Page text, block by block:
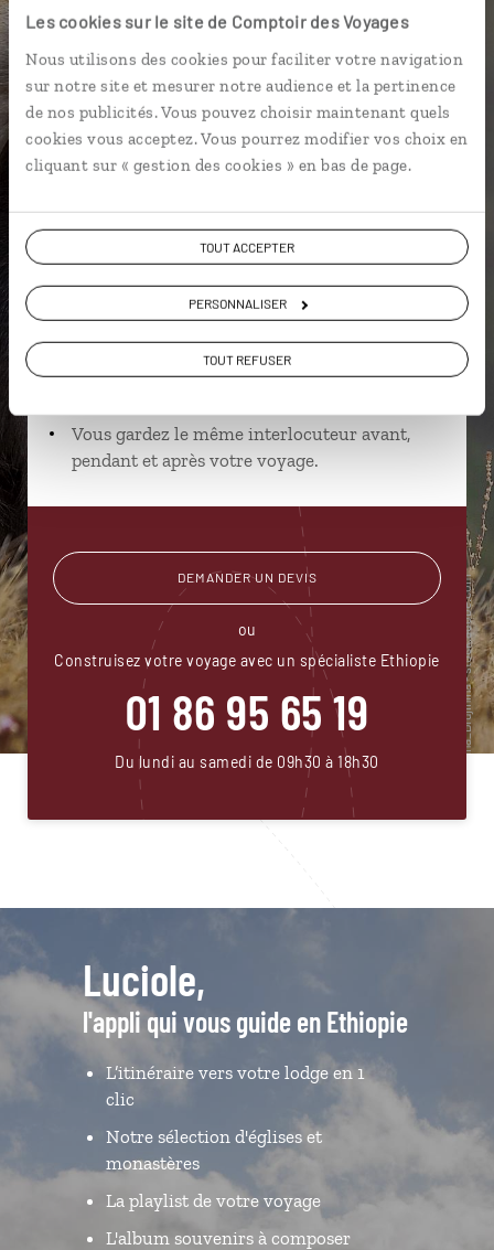
Les cookies sur le site de Comptoir des Voyages
Nous utilisons des cookies pour faciliter votre navigation
sur notre site et mesurer notre audience et la pertinence
de nos publicités. Vous pouvez choisir maintenant quels
cookies vous acceptez. Vous pourrez modifier vos choix en
cliquant sur « gestion des cookies » en bas de page.
TOUT ACCEPTER
PERSONNALISER
TOUT REFUSER
Cynthia,
spécialiste Ethiopie
Lire son interview
spécialistes
près de vos envies et de la réalité du pays.
Échangez en face à face ou depuis nos studios
connectés en agence, mais aussi par email ou
Vous gardez le même interlocuteur avant,
pendant et après votre voyage.
DEMANDER UN DEVIS
ou
Construisez votre voyage avec un spécialiste Ethiopie
01 86 95 65 19
Du lundi au samedi de 09h30 à 18h30
Luciole,
l'appli qui vous guide en Ethiopie
L’itinéraire vers votre lodge en 1
clic
Notre sélection d'églises et
monastères
La playlist de votre voyage
L'album souvenirs à composer